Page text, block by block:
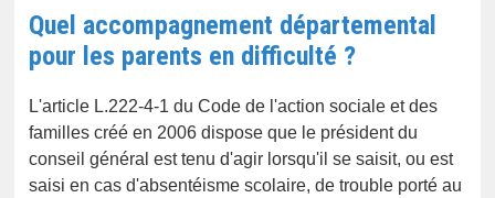
Quel accompagnement départemental
pour les parents en difficulté ?
L'article L.222-4-1 du Code de l'action sociale et des
familles créé en 2006 dispose que le président du
conseil général est tenu d'agir lorsqu'il se saisit, ou est
saisi en cas d'absentéisme scolaire, de trouble porté au